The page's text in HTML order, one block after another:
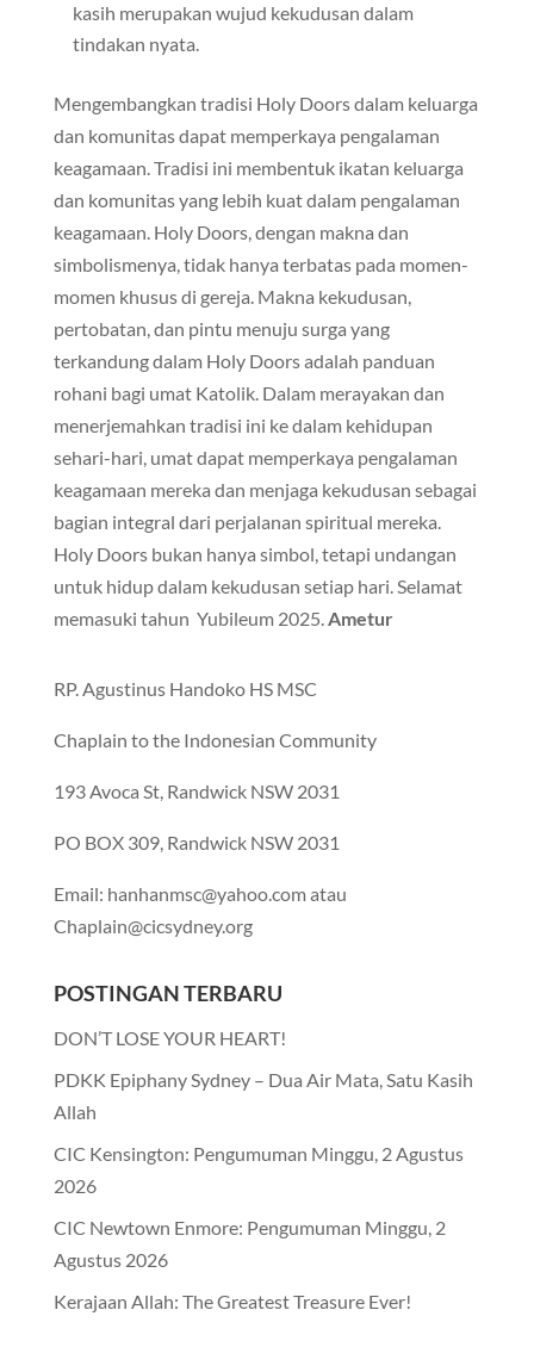
kasih merupakan wujud kekudusan dalam
tindakan nyata.
Mengembangkan tradisi Holy Doors dalam keluarga
dan komunitas dapat memperkaya pengalaman
keagamaan. Tradisi ini membentuk ikatan keluarga
dan komunitas yang lebih kuat dalam pengalaman
keagamaan. Holy Doors, dengan makna dan
simbolismenya, tidak hanya terbatas pada momen-
momen khusus di gereja. Makna kekudusan,
pertobatan, dan pintu menuju surga yang
terkandung dalam Holy Doors adalah panduan
rohani bagi umat Katolik. Dalam merayakan dan
menerjemahkan tradisi ini ke dalam kehidupan
sehari-hari, umat dapat memperkaya pengalaman
keagamaan mereka dan menjaga kekudusan sebagai
bagian integral dari perjalanan spiritual mereka.
Holy Doors bukan hanya simbol, tetapi undangan
untuk hidup dalam kekudusan setiap hari. Selamat
memasuki tahun Yubileum 2025.Ametur
RP. Agustinus Handoko HS MSC
Chaplain to the Indonesian Community
193 Avoca St, Randwick NSW 2031
PO BOX 309, Randwick NSW 2031
Email: hanhanmsc@yahoo.com atau
Chaplain@cicsydney.org
POSTINGAN TERBARU
DON’T LOSE YOUR HEART!
PDKK Epiphany Sydney – Dua Air Mata, Satu Kasih
Allah
CIC Kensington: Pengumuman Minggu, 2 Agustus
2026
CIC Newtown Enmore: Pengumuman Minggu, 2
Agustus 2026
Kerajaan Allah: The Greatest Treasure Ever!